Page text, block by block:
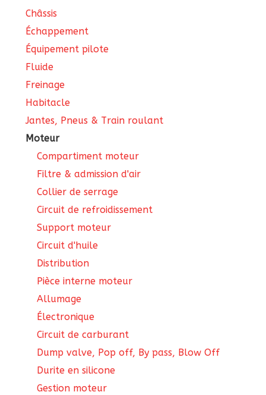
Châssis
Échappement
Équipement pilote
Fluide
Freinage
Habitacle
Jantes, Pneus & Train roulant
Moteur
Compartiment moteur
Filtre & admission d'air
Collier de serrage
Circuit de refroidissement
Support moteur
Circuit d'huile
Distribution
Pièce interne moteur
Allumage
Électronique
Circuit de carburant
Dump valve, Pop off, By pass, Blow Off
Durite en silicone
Gestion moteur